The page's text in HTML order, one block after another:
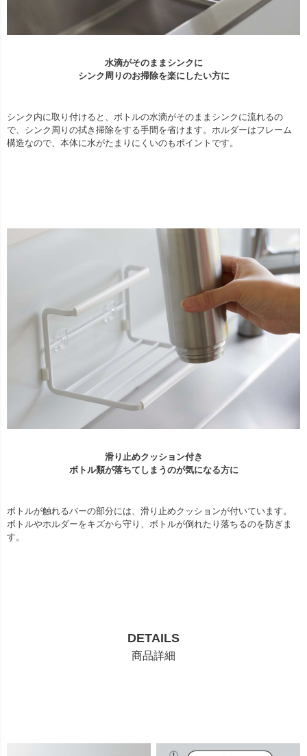
水滴がそのままシンクに
シンク周りのお掃除を楽にしたい方に
シンク内に取り付けると、ボトルの水滴がそのままシンクに流れるの
で、シンク周りの拭き掃除をする手間を省けます。ホルダーはフレーム
構造なので、本体に水がたまりにくいのもポイントです。
滑り止めクッション付き
ボトル類が落ちてしまうのが気になる方に
ボトルが触れるバーの部分には、滑り止めクッションが付いています。
ボトルやホルダーをキズから守り、ボトルが倒れたり落ちるのを防ぎま
す。
DETAILS
商品詳細